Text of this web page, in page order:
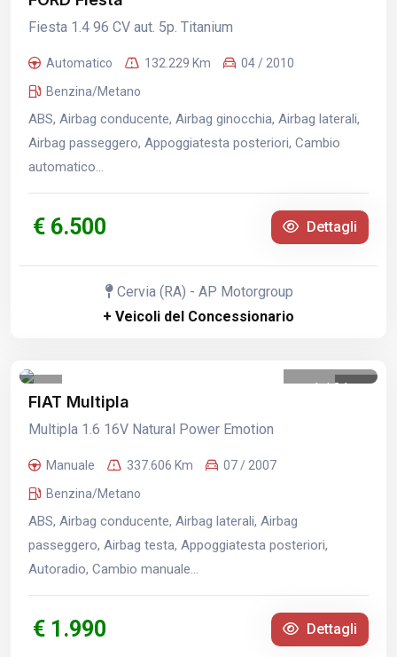
Fiesta 1.4 96 CV aut. 5p. Titanium
Automatico 132.229 Km
04 / 2010
Benzina/Metano
ABS, Airbag conducente, Airbag ginocchia, Airbag laterali,
Airbag passeggero, Appoggiatesta posteriori, Cambio
automatico...
€ 6.500 Dettagli
Cervia (RA) - AP Motorgroup
+ Veicoli del Concessionario
1 /31
FIAT Multipla
Multipla 1.6 16V Natural Power Emotion
Manuale 337.606 Km
07 / 2007
Benzina/Metano
ABS, Airbag conducente, Airbag laterali, Airbag
passeggero, Airbag testa, Appoggiatesta posteriori,
Autoradio, Cambio manuale...
€ 1.990 Dettagli